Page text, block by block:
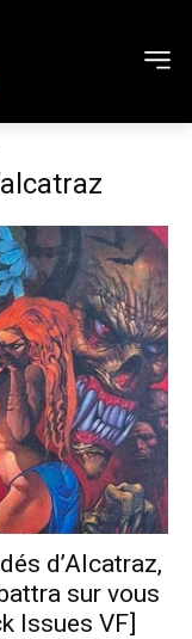
d’Alcatraz,
sur vous
Issues VF]